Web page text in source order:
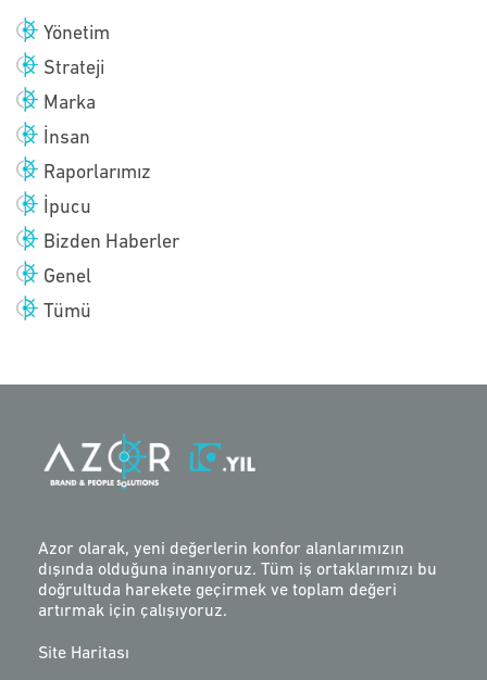
Yönetim
Strateji
Marka
İnsan
Raporlarımız
İpucu
Bizden Haberler
Genel
Tümü
Azor olarak, yeni değerlerin konfor alanlarımızın
dışında olduğuna inanıyoruz. Tüm iş ortaklarımızı bu
doğrultuda harekete geçirmek ve toplam değeri
artırmak için çalışıyoruz.
Site Haritası